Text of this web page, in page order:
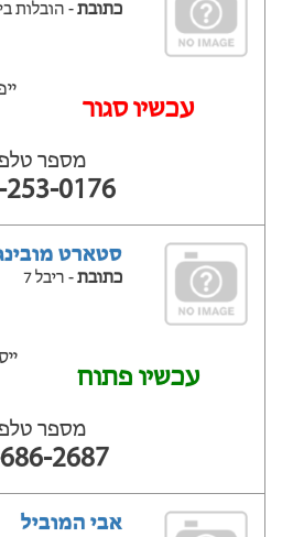
כתובת- הובלות
‫עכשיו סגור
מספר
253-0176
סטארט
כתובת- ריבל 7
עכשיו פתוח
מספר
2687
אבי המוביל